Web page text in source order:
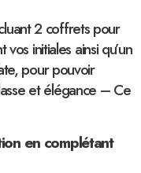
2 coffrets pour
initiales ainsi qu’un
pour pouvoir
et élégance – Ce
en complétant